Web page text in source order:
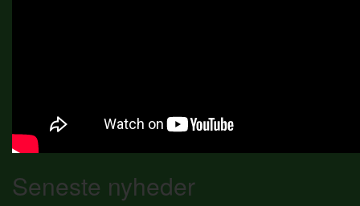
Seneste nyheder